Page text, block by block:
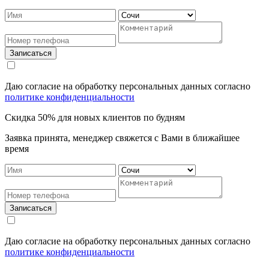
Записаться
Даю согласие на обработку персональных данных согласно
политике конфиденциальности
Cкидка 50% для новых клиентов по будням
Заявка принята, менеджер свяжется с Вами в ближайшее
время
Записаться
Даю согласие на обработку персональных данных согласно
политике конфиденциальности